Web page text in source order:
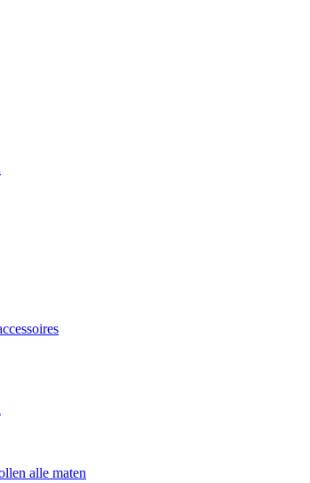
alle maten